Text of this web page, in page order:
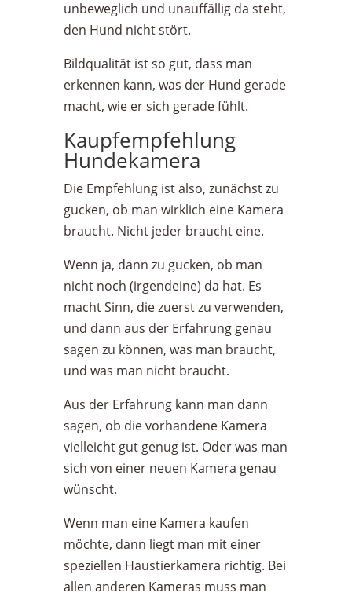
unbeweglich und unauffällig da steht,
den Hund nicht stört.
Bildqualität ist so gut, dass man
erkennen kann, was der Hund gerade
macht, wie er sich gerade fühlt.
Kaupfempfehlung
Hundekamera
Die Empfehlung ist also, zunächst zu
gucken, ob man wirklich eine Kamera
braucht. Nicht jeder braucht eine.
Wenn ja, dann zu gucken, ob man
nicht noch (irgendeine) da hat. Es
macht Sinn, die zuerst zu verwenden,
und dann aus der Erfahrung genau
sagen zu können, was man braucht,
und was man nicht braucht.
Aus der Erfahrung kann man dann
sagen, ob die vorhandene Kamera
vielleicht gut genug ist. Oder was man
sich von einer neuen Kamera genau
wünscht.
Wenn man eine Kamera kaufen
möchte, dann liegt man mit einer
speziellen Haustierkamera richtig. Bei
allen anderen Kameras muss man